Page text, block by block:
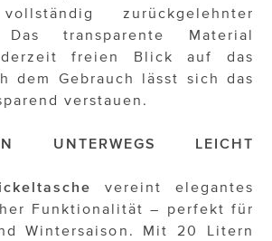
zurückgelehnter
Das transparente Material
freien Blick auf das
dem Gebrauch lässt sich das
verstauen.
UNTERWEGS LEICHT
vereint elegantes
Funktionalität – perfekt für
Wintersaison. Mit 20 Litern